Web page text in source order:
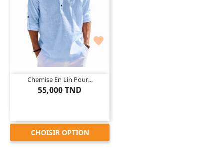

Chemise En Lin Pour...
55,000 TND
CHOISIR OPTION